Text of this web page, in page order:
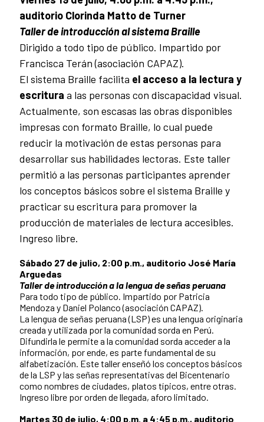
auditorio Clorinda Matto de Turner
Taller de introducción al sistema Braille
Dirigido a todo tipo de público. Impartido por
Francisca Terán (asociación CAPAZ).
El sistema Braille facilita el acceso a la lectura y
escritura a las personas con discapacidad visual.
Actualmente, son escasas las obras disponibles
impresas con formato Braille, lo cual puede
reducir la motivación de estas personas para
desarrollar sus habilidades lectoras. Este taller
permitió a las personas participantes aprender
los conceptos básicos sobre el sistema Braille y
practicar su escritura para promover la
producción de materiales de lectura accesibles.
Ingreso libre.
Sábado 27 de julio, 2:00 p.m., auditorio José María
Arguedas
Taller de introducción a la lengua de señas peruana
Para todo tipo de público. Impartido por Patricia
Mendoza y Daniel Polanco (asociación CAPAZ).
La lengua de señas peruana (LSP) es una lengua originaria
creada y utilizada por la comunidad sorda en Perú.
Difundirla le permite a la comunidad sorda acceder a la
información, por ende, es parte fundamental de su
alfabetización. Este taller enseñó los conceptos básicos
de la LSP y las señas representativas del Bicentenario
como nombres de ciudades, platos típicos, entre otras.
Ingreso libre por orden de llegada, aforo limitado.
Martes 30 de julio, 4:00 p.m. a 4:45 p.m., auditorio